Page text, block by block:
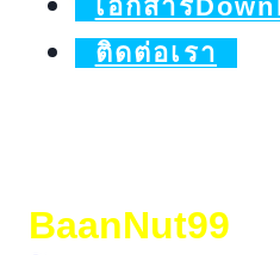
เอกสาร
ติดต่อเรา
BaanNut99